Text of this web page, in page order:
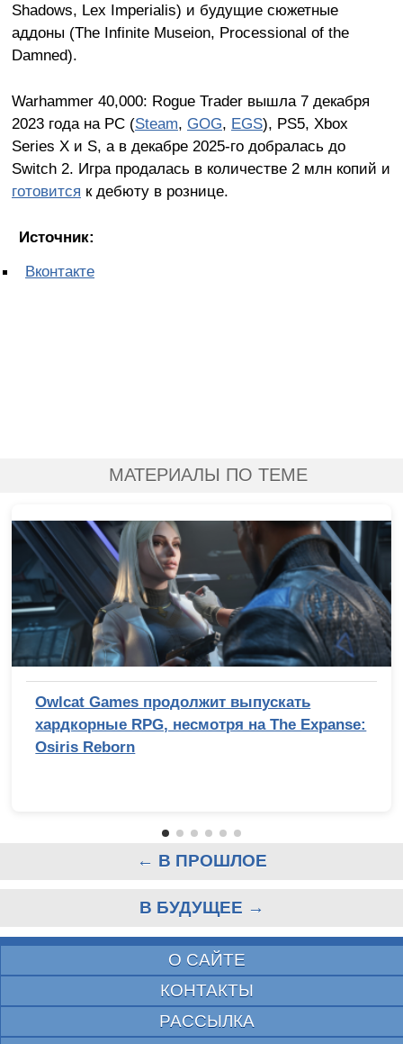
Shadows, Lex Imperialis) и будущие сюжетные
аддоны (The Infinite Museion, Processional of the
Damned).
Warhammer 40,000: Rogue Trader вышла 7 декабря
2023 года на PC (Steam, GOG, EGS), PS5, Xbox
Series X и S, а в декабре 2025-го добралась до
Switch 2. Игра продалась в количестве 2 млн копий и
готовится к дебюту в рознице.
Источник:
Вконтакте
МАТЕРИАЛЫ ПО ТЕМЕ
Owlcat Games продолжит выпускать
хардкорные RPG, несмотря на The Expanse:
Osiris Reborn
← В ПРОШЛОЕ
В БУДУЩЕЕ →
О САЙТЕ
КОНТАКТЫ
РАССЫЛКА